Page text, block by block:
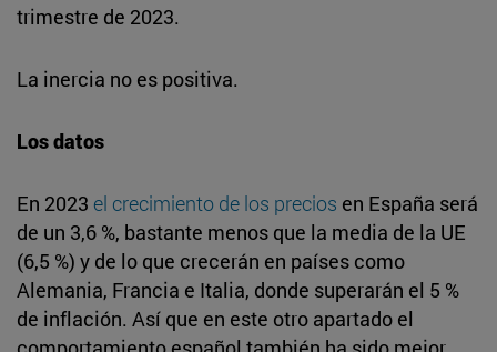
trimestre de 2023.
La inercia no es positiva.
Los datos
En 2023 el crecimiento de los precios en España será
de un 3,6 %, bastante menos que la media de la UE
(6,5 %) y de lo que crecerán en países como
Alemania, Francia e Italia, donde superarán el 5 %
de inflación. Así que en este otro apartado el